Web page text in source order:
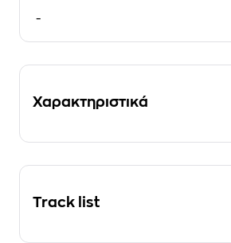
-
Χαρακτηριστικά
Track list